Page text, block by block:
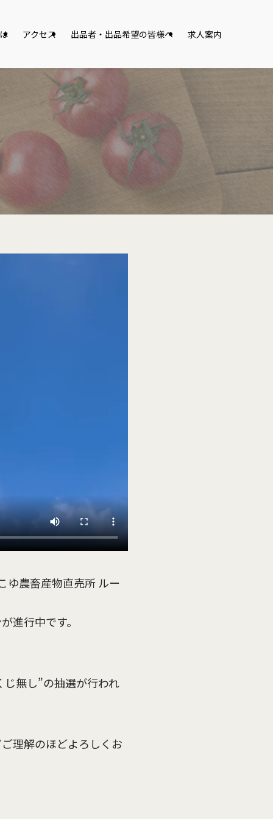
アクセス 出品者・出品希望の皆様へ 求人案内
ゆ農畜産物直売所 ルー
進行中です。
無し”の抽選が行われ
理解のほどよろしくお